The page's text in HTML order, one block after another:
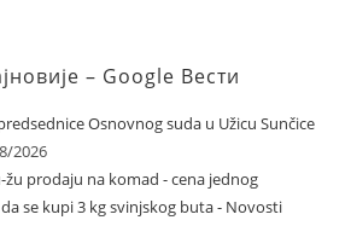
– Google Вести
Osnovnog suda u Užicu Sunčice
2026
žu prodaju na komad - cena jednog
se kupi 3 kg svinjskog buta - Novosti